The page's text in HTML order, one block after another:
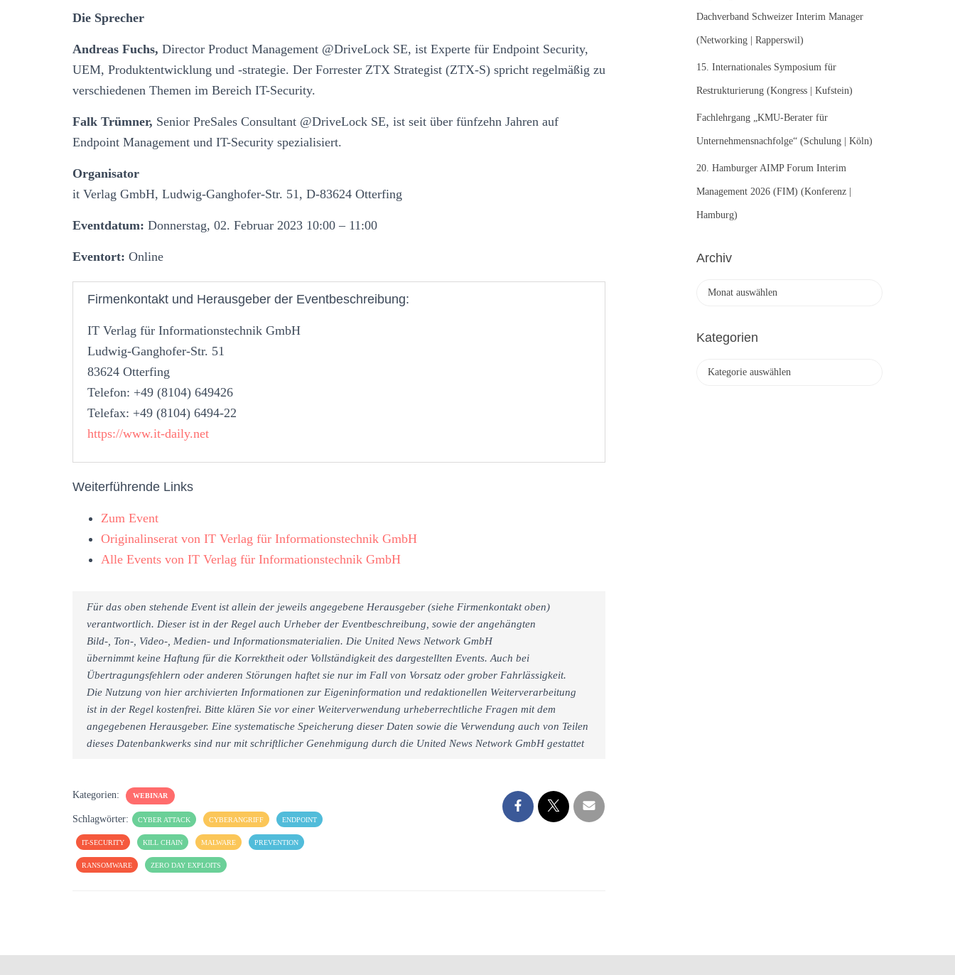
Die Sprecher
Andreas Fuchs, Director Product Management @DriveLock SE, ist Experte für Endpoint Security,
UEM, Produktentwicklung und -strategie. Der Forrester ZTX Strategist (ZTX-S) spricht regelmäßig zu
verschiedenen Themen im Bereich IT-Security.
Falk Trümner, Senior PreSales Consultant @DriveLock SE, ist seit über fünfzehn Jahren auf
Endpoint Management und IT-Security spezialisiert.
Organisator
it Verlag GmbH, Ludwig-Ganghofer-Str. 51, D-83624 Otterfing
Eventdatum: Donnerstag, 02. Februar 2023 10:00 – 11:00
Eventort: Online
Firmenkontakt und Herausgeber der Eventbeschreibung:
IT Verlag für Informationstechnik GmbH
Ludwig-Ganghofer-Str. 51
83624 Otterfing
Telefon: +49 (8104) 649426
Telefax: +49 (8104) 6494-22
https://www.it-daily.net
Weiterführende Links
Zum Event
Originalinserat von IT Verlag für Informationstechnik GmbH
Alle Events von IT Verlag für Informationstechnik GmbH
Für das oben stehende Event ist allein der jeweils angegebene Herausgeber (siehe Firmenkontakt oben)
verantwortlich. Dieser ist in der Regel auch Urheber der Eventbeschreibung, sowie der angehängten
Bild-, Ton-, Video-, Medien- und Informationsmaterialien. Die United News Network GmbH
übernimmt keine Haftung für die Korrektheit oder Vollständigkeit des dargestellten Events. Auch bei
Übertragungsfehlern oder anderen Störungen haftet sie nur im Fall von Vorsatz oder grober Fahrlässigkeit.
Die Nutzung von hier archivierten Informationen zur Eigeninformation und redaktionellen Weiterverarbeitung
ist in der Regel kostenfrei. Bitte klären Sie vor einer Weiterverwendung urheberrechtliche Fragen mit dem
angegebenen Herausgeber. Eine systematische Speicherung dieser Daten sowie die Verwendung auch von Teilen
dieses Datenbankwerks sind nur mit schriftlicher Genehmigung durch die United News Network GmbH gestattet
Kategorien: WEBINAR
Schlagwörter: CYBER ATTACK CYBERANGRIFF ENDPOINT
IT-SECURITY KILL CHAIN MALWARE PREVENTION
RANSOMWARE ZERO DAY EXPLOITS
Dachverband Schweizer Interim Manager
(Networking | Rapperswil)
15. Internationales Symposium für
Restrukturierung (Kongress | Kufstein)
Fachlehrgang „KMU-Berater für
Unternehmensnachfolge“ (Schulung | Köln)
20. Hamburger AIMP Forum Interim
Management 2026 (FIM) (Konferenz |
Hamburg)
Archiv
h
Kategorien